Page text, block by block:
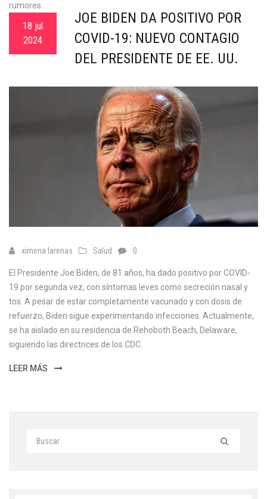
rumores.
18 jul
2024
JOE BIDEN DA POSITIVO POR
COVID-19: NUEVO CONTAGIO
DEL PRESIDENTE DE EE. UU.
ximena larenas Salud 0
El Presidente Joe Biden, de 81 años, ha dado positivo por COVID-
19 por segunda vez, con síntomas leves como secreción nasal y
tos. A pesar de estar completamente vacunado y con dosis de
refuerzo, Biden sigue experimentando infecciones. Actualmente,
se ha aislado en su residencia de Rehoboth Beach, Delaware,
siguiendo las directrices de los CDC.
LEER MÁS